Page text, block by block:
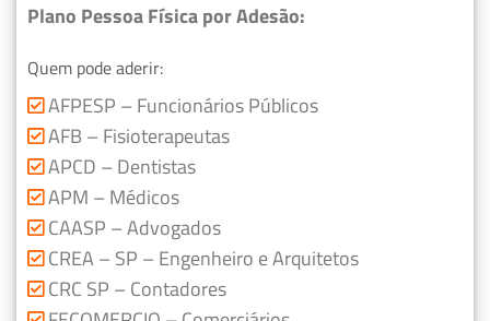
Plano Pessoa Física por Adesão:
Quem pode aderir:
AFPESP – Funcionários Públicos
AFB – Fisioterapeutas
APCD – Dentistas
APM – Médicos
CAASP – Advogados
CREA – SP – Engenheiro e Arquitetos
CRC SP – Contadores